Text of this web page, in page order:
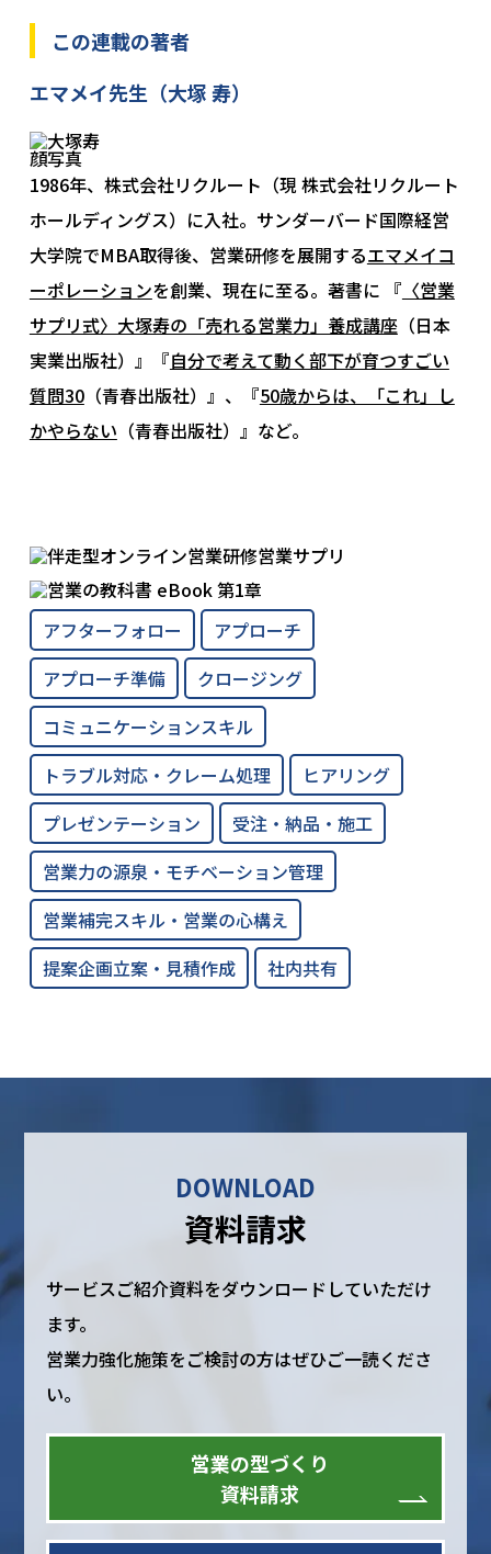
この連載の著者
エマメイ先生（大塚 寿）
1986年、株式会社リクルート（現 株式会社リクルート
ホールディングス）に入社。サンダーバード国際経営
大学院でMBA取得後、営業研修を展開するエマメイコ
ーポレーションを創業、現在に至る。著書に 『 〈営業
サプリ式〉大塚寿の「売れる営業力」養成講座（日本
実業出版社）』『自分で考えて動く部下が育つすごい
質問30（青春出版社）』、『50歳からは、「これ」し
かやらない （青春出版社）』など。
アフターフォロー
アプローチ
アプローチ準備
クロージング
コミュニケーションスキル
トラブル対応・クレーム処理
ヒアリング
プレゼンテーション
受注・納品・施工
営業力の源泉・モチベーション管理
営業補完スキル・営業の心構え
提案企画立案・見積作成
社内共有
DOWNLOAD
資料請求
サービスご紹介資料をダウンロードしていただけ
ます。
営業力強化施策をご検討の方はぜひご一読くださ
い。
営業の型づくり
資料請求